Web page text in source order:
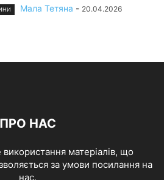
Мала Тетяна - 20.04.2026
ПРО НАС
матеріалів, що
за умови посилання на
нас.